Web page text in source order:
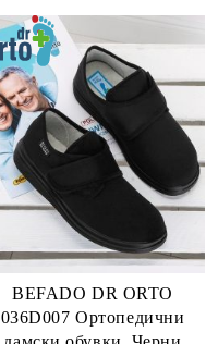
BEFADO DR ORTO
036D007 Ортопедични